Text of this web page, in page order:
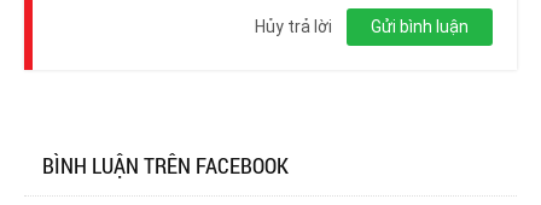
Gửi bình luận
Hủy trả lời
BÌNH LUẬN TRÊN FACEBOOK